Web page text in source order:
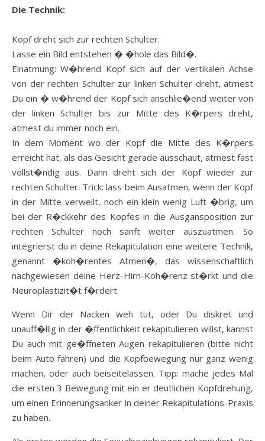
Die Technik:
Kopf dreht sich zur rechten Schulter.
Lasse ein Bild entstehen � �hole das Bild�.
Einatmung: W�hrend Kopf sich auf der vertikalen Achse
von der rechten Schulter zur linken Schulter dreht, atmest
Du ein � w�hrend der Kopf sich anschlie�end weiter von
der linken Schulter bis zur Mitte des K�rpers dreht,
atmest du immer noch ein.
In dem Moment wo der Kopf die Mitte des K�rpers
erreicht hat, als das Gesicht gerade ausschaut, atmest fast
vollst�ndig aus. Dann dreht sich der Kopf wieder zur
rechten Schulter. Trick: lass beim Ausatmen, wenn der Kopf
in der Mitte verweilt, noch ein klein wenig Luft �brig, um
bei der R�ckkehr des Kopfes in die Ausgansposition zur
rechten Schulter noch sanft weiter auszuatmen. So
integrierst du in deine Rekapitulation eine weitere Technik,
genannt �koh�rentes Atmen�, das wissenschaftlich
nachgewiesen deine Herz-Hirn-Koh�renz st�rkt und die
Neuroplastizit�t f�rdert.
Wenn Dir der Nacken weh tut, oder Du diskret und
unauff�llig in der �ffentlichkeit rekapitulieren willst, kannst
Du auch mit ge�ffneten Augen rekapitulieren (bitte nicht
beim Auto fahren) und die Kopfbewegung nur ganz wenig
machen, oder auch beiseitelassen. Tipp: mache jedes Mal
die ersten 3 Bewegung mit ein er deutlichen Kopfdrehung,
um einen Erinnerungsanker in deiner Rekapitulations-Praxis
zu haben.